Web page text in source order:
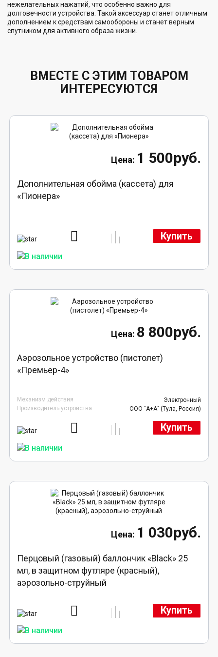
нежелательных нажатий, что особенно важно для
долговечности устройства. Такой аксессуар станет отличным
дополнением к средствам самообороны и станет верным
спутником для активного образа жизни.
ВМЕСТЕ С ЭТИМ ТОВАРОМ
ИНТЕРЕСУЮТСЯ
1 500руб.
Дополнительная обойма (кассета) для
«Пионера»
Купить
8 800руб.
Аэрозольное устройство (пистолет)
«Премьер-4»
Механизм действия
Электронный
Производитель устройства
ООО "А+А" (Тула, Россия)
Купить
1 030руб.
Перцовый (газовый) баллончик «Black» 25
мл, в защитном футляре (красный),
аэрозольно-струйный
Купить